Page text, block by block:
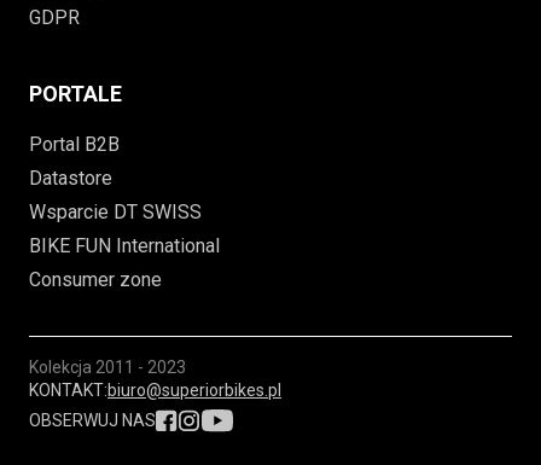
GDPR
PORTALE
Portal B2B
Datastore
Wsparcie DT SWISS
BIKE FUN International
Consumer zone
Kolekcja 2011 - 2023
KONTAKT:biuro@superiorbikes.pl
OBSERWUJ NAS